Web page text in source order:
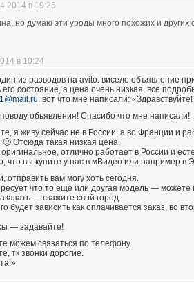
в 19:25
но думаю эти уроды много похожих и
в 10:24
из разводов на avito. висело объявление
состояние, а цена очень низкая. все
. вот что мне написали: «Здравствуйте!
обьявления! Спасибо что мне написали!
я живу сейчас не в России, а во Франции и
🙂 Отсюда такая низкая цена.
оригинальное, отлично работает в России и
что вы купите у нас в мВидео или например в
отправить вам могу хоть сегодня.
что то еще или другая модель —
— скажите свой город.
будет зависить как оплачивается заказ, во
— задавайте!
можем связаться по телефону.
тк звонки дорогие.